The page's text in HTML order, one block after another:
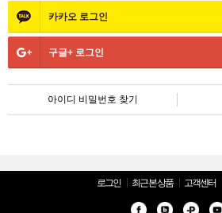
카카오 로그인
구글+ 로그인
아이디 비밀번호 찾기
로그인 최근 본 상품 고객센터